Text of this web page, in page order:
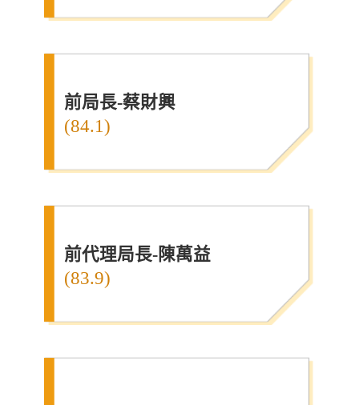
前局長-蔡財興
(84.1)
前代理局長-陳萬益
(83.9)